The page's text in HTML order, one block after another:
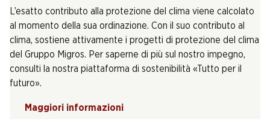
L’esatto contributo alla protezione del clima viene calcolato
al momento della sua ordinazione. Con il suo contributo al
clima, sostiene attivamente i progetti di protezione del clima
del Gruppo Migros. Per saperne di più sul nostro impegno,
consulti la nostra piattaforma di sostenibilità «Tutto per il
futuro».
Maggiori informazioni